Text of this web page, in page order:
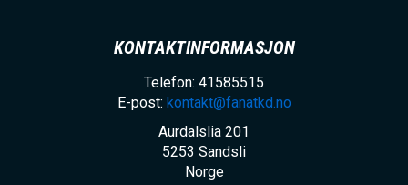
KONTAKTINFORMASJON
Telefon: 41585515
E-post: kontakt@fanatkd.no
Aurdalslia 201
5253 Sandsli
Norge